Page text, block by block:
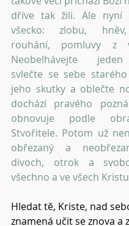
dříve tak žili. Ale nyní
všecko: zlobu,
rouhání, pomluvy z
Neobelhávejte
svlečte se sebe
jeho skutky a oblečte
dochází pravého
obnovuje podle
Stvořitele. Potom už
obřezaný a
divoch, otrok a
všechno a ve všech
Hledat tě, Kriste, nad
znamená učit se znova a